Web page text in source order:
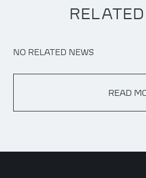
NO RELATED NEWS
READ